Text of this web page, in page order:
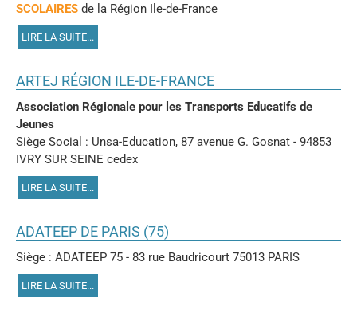
SCOLAIRES de la Région Ile-de-France
LIRE LA SUITE...
ARTEJ RÉGION ILE-DE-FRANCE
Association Régionale pour les Transports Educatifs de
Jeunes
Siège Social : Unsa-Education, 87 avenue G. Gosnat - 94853
IVRY SUR SEINE cedex
LIRE LA SUITE...
ADATEEP DE PARIS (75)
Siège : ADATEEP 75 - 83 rue Baudricourt 75013 PARIS
LIRE LA SUITE...